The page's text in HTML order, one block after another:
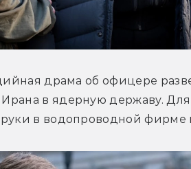
драма об офицере
в ядерную державу. Для
в водопроводной